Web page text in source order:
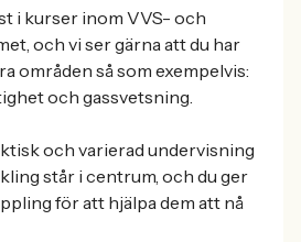
i kurser inom VVS- och
och vi ser gärna att du har
områden så som exempelvis:
och gassvetsning.
och varierad undervisning
står i centrum, och du ger
för att hjälpa dem att nå